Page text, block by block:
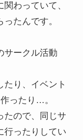
わっていて、
たんです。
サークル活動
たり、イベント
ったり…。
たので、同じサ
行ったりしてい